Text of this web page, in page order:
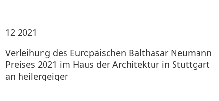
12 2021
Verleihung des Europäischen Balthasar Neumann
Preises 2021 im Haus der Architektur in Stuttgart
an heilergeiger